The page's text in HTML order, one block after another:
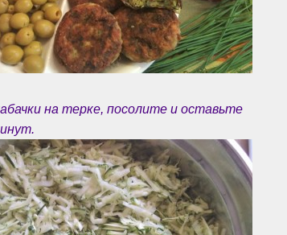
на терке, посолите и оставьте